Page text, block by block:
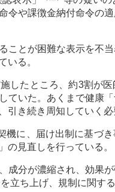
令や課徴金納付命令の
ことが困難な表示を不
いる。
したところ、約3割が
ていた。あくまで健康
き続き周知していく必
機に、届け出制に基づ
の見直しを行っている。
成分が濃縮され、効果
立ち上げ、規制に関する